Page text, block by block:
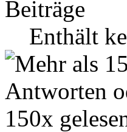
Enthält